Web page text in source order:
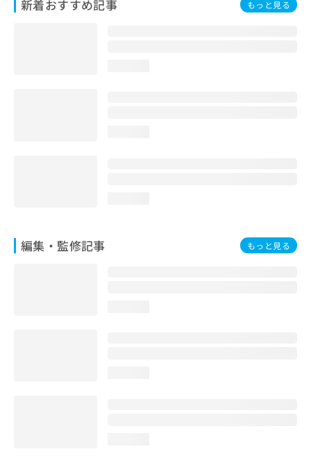
新着おすすめ記事 もっと見る
編集・監修記事 もっと見る
お